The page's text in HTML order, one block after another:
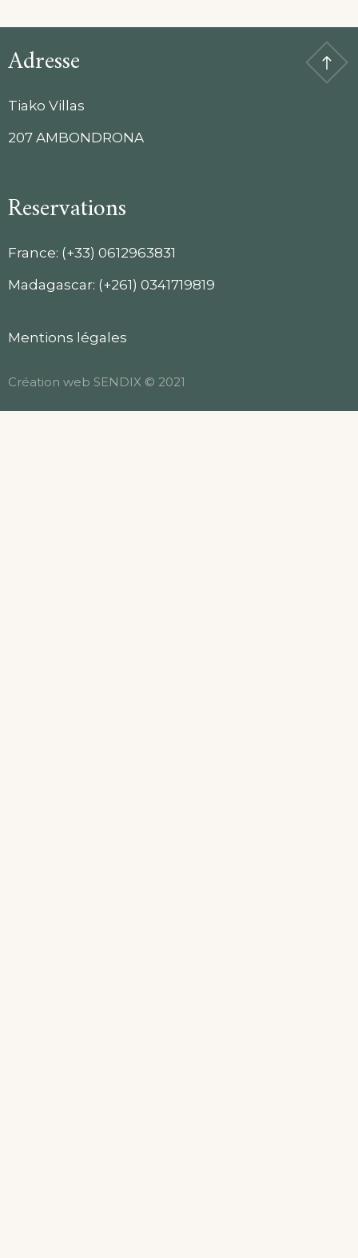
Adresse
Tiako Villas
207 AMBONDRONA
Reservations
France: (+33) 0612963831
Madagascar: (+261) 0341719819
Mentions légales
Création web SENDIX © 2021